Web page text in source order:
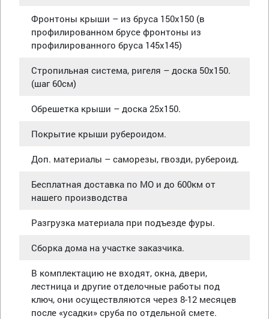
Фронтоны крыши – из бруса 150х150 (в
профилированном брусе фронтоны из
профилированного бруса 145х145)
Стропильная система, ригеля – доска 50х150.
(шаг 60см)
Обрешетка крыши – доска 25х150.
Покрытие крыши рубероидом.
Доп. материалы – саморезы, гвозди, рубероид.
Бесплатная доставка по МО и до 600км от
нашего производства
Разгрузка материала при подъезде фуры.
Сборка дома на участке заказчика.
В комплектацию не входят, окна, двери,
лестница и другие отделочные работы под
ключ, они осуществляются через 8-12 месяцев
после «усадки» сруба по отдельной смете.